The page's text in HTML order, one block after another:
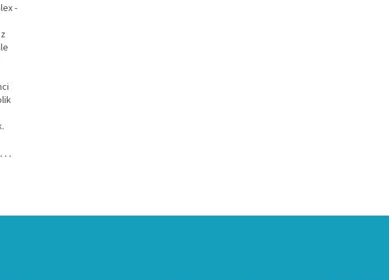
-
Priessnitz Kloubní mazání De Luxe, 200ml